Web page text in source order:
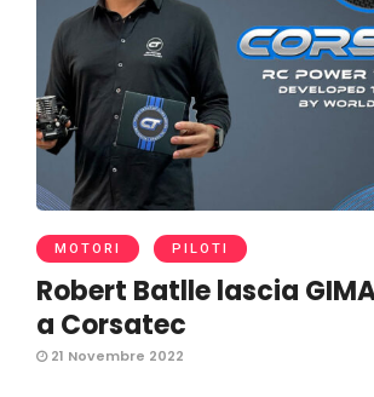
MOTORI PILOTI
Robert Batlle lascia
a Corsatec
21 Novembre 2022